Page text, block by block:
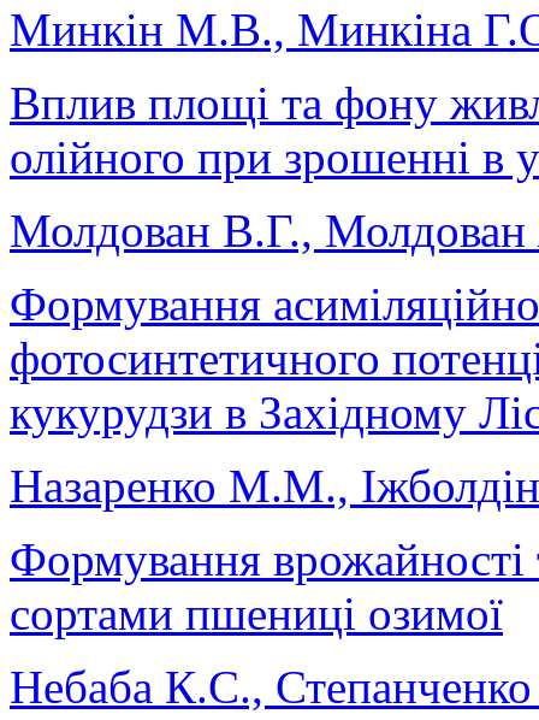
Минкін М.В., Минкіна
Вплив площі та фону
олійного при зрошенні в
Молдован В.Г.,
Формування
фотосинтетичного
кукурудзи в Західному
Назаренко М.М.,
Формування врожайності
сортами пшениці озимої
Небаба К.С.,